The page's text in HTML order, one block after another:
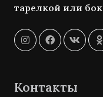
тарелкой или
Контакты